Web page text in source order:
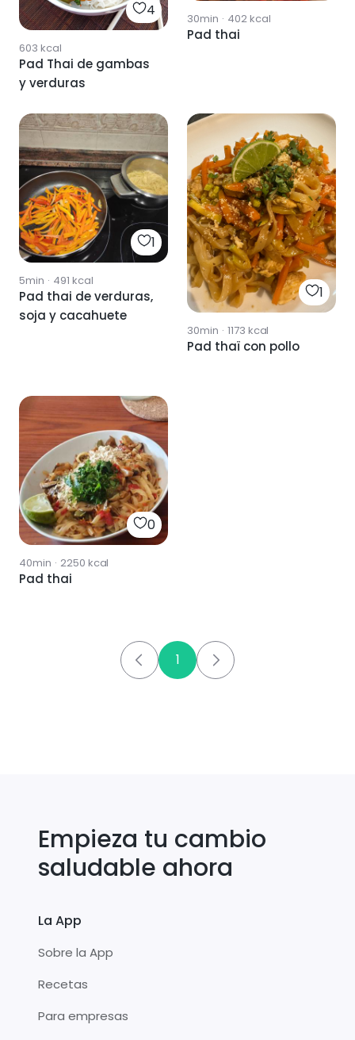
4
603 kcal
Pad Thai de gambas
y verduras
30min · 402kcal
Pad thai
1
5min · 491 kcal
Pad thai de verduras,
soja y cacahuete
1
30min · 1173 kcal
Pad thaï con pollo
0
40min · 2250 kcal
Pad thai
1
Empieza tu cambio
saludable ahora
La App
Sobre la App
Recetas
Para empresas